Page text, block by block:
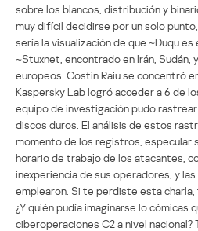
sobre los blancos, distribución y
muy difícil decidirse por un solo
sería la visualización de que ~Duqu
~Stuxnet, encontrado en Irán, Sudán,
europeos. Costin Raiu se concentró
Kaspersky Lab logró acceder a 6 de
equipo de investigación pudo
discos duros. El análisis de estos
momento de los registros, especular
horario de trabajo de los atacantes,
inexperiencia de sus operadores, y
emplearon. Si te perdiste esta
¿Y quién pudía imaginarse lo cómicas
ciberoperaciones C2 a nivel nacional?